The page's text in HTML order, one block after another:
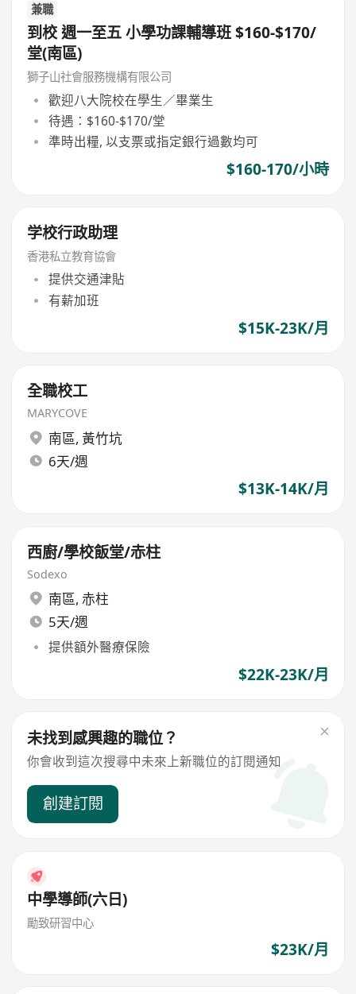
兼職
到校 週一至五 小學功課輔導班 $160-$170/
堂(南區)
獅子山社會服務機構有限公司
歡迎八大院校在學生／畢業生
待遇：$160-$170/堂
準時出糧, 以支票或指定銀行過數均可
$160-170/小時
学校行政助理
香港私立教育協會
提供交通津貼
有薪加班
$15K-23K/月
全職校工
MARYCOVE
南區, 黃竹坑
6天/週
$13K-14K/月
西廚/學校飯堂/赤柱
Sodexo
南區, 赤柱
5天/週
提供額外醫療保險
$22K-23K/月
未找到感興趣的職位？
你會收到這次搜尋中未來上新職位的訂閱通知
創建訂閱
中學導師(六日)
勵致研習中心
$23K/月